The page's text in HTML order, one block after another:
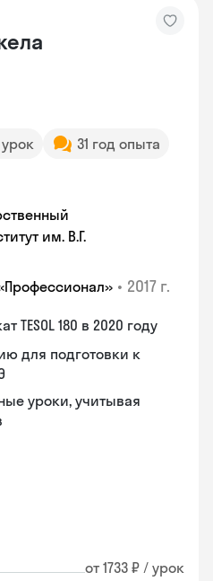
урок
31 год опыта
им. В.Г.
• 2017 г.
TESOL 180 в 2020 году
для подготовки к
уроки, учитывая
от 1733 ₽ / урок